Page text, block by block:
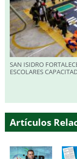
SAN ISIDRO
ESCOLARES
Artículos